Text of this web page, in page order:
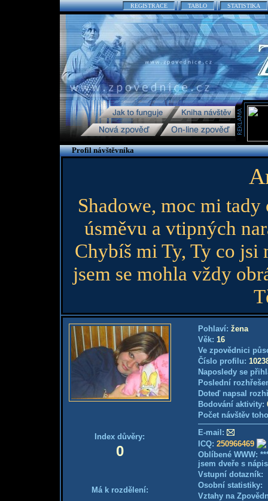
REGISTRACE TABLO STATISTIKA
Profil návštěvníka
Shadowe, moc mi
úsměvu a vtipných
Chybíš mi Ty, Ty co
jsem se mohla vždy
Index důvěry:
0
Má k rozdělení:
Pohlaví: žena
Věk: 16
Ve zpovědnici
Číslo profilu:
Naposledy se
Poslední
Doteď napsal
Bodování aktivity:
Počet návštěv
E-mail:
ICQ: 250966469
Oblíbené WWW:
jsem dveře s
Vstupní
Osobní
Vztahy na